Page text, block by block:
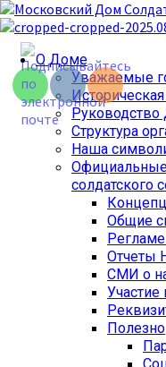
Перейти
к
содержимому
Основное
меню
О Доме
Уважаемые
Структура
Наша
солдатского
Общие
Отчеты
СМИ о
Участие
Полезно